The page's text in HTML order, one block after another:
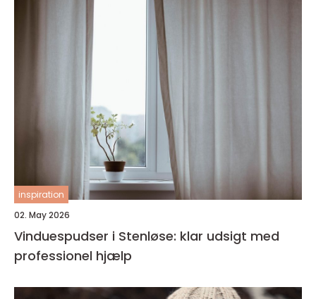
inspiration
02. May 2026
Vinduespudser i Stenløse: klar udsigt med
professionel hjælp